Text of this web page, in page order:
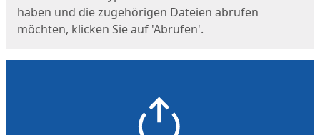
haben und die zugehörigen Dateien abrufen
möchten, klicken Sie auf 'Abrufen'.